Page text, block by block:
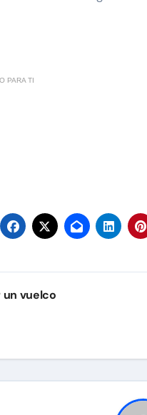
PARA TI
un vuelco